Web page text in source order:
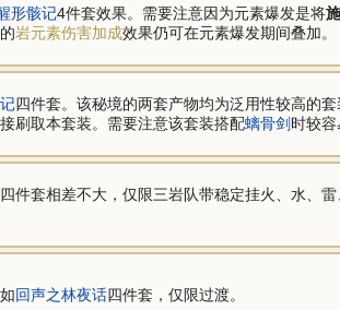
形骸记4件套效果。需要注意因为元素爆发是将
岩元素伤害加成效果仍可在元素爆发期间叠加。
四件套。该秘境的两套产物均为泛用性较高的
刷取本套装。需要注意该套装搭配螭骨剑 时较容
四件套相差不大，仅限三岩队带稳定挂火、水、
回声之林夜话四件套，仅限过渡。